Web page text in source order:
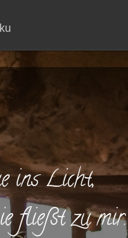
ins Licht,
fließt zu mir.